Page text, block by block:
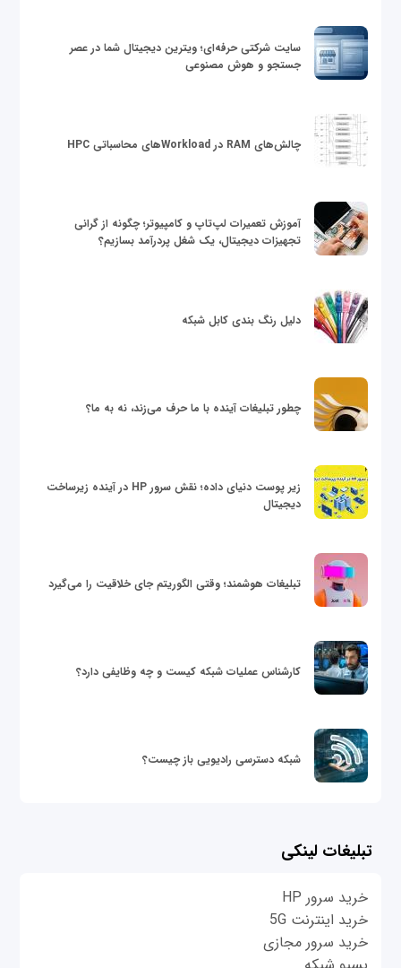
سایت شرکتی حرفه‌ای؛ ویترین دیجیتال شما در عصر
جستجو و هوش مصنوعی
چالش‌های RAM در Workloadهای محاسباتی HPC
آموزش تعمیرات لپ‌تاپ و کامپیوتر؛ چگونه از گرانی
تجهیزات دیجیتال، یک شغل پردرآمد بسازیم؟
دلیل رنگ بندی کابل شبکه
چطور تبلیغات آینده با ما حرف می‌زند، نه به ما؟
زیر پوست دنیای داده؛ نقش سرور HP در آینده زیرساخت
دیجیتال
تبلیغات هوشمند؛ وقتی الگوریتم جای خلاقیت را می‌گیرد
کارشناس عملیات شبکه کیست و چه وظایفی دارد؟
شبکه دسترسی رادیویی باز چیست؟
تبلیغات لینکی
خرید سرور HP
خرید اینترنت 5G
خرید سرور مجازی